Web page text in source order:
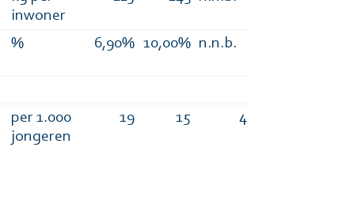
inwoner
% 6,90% 10,00% n.n.b.
per 1.000
jongeren
19 15 4